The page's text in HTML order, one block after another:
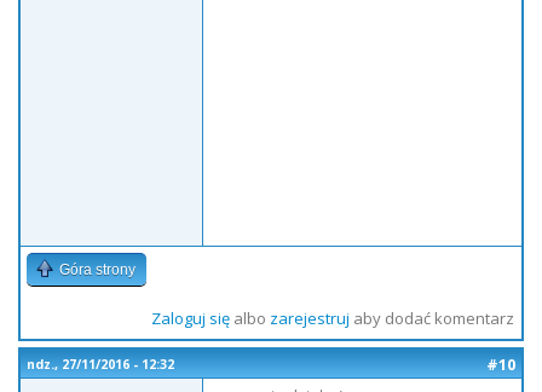
Góra strony
Zaloguj sięalbo zarejestruj aby dodać komentarz
ndz., 27/11/2016 - 12:32
#10